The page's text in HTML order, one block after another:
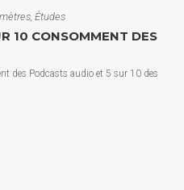
Études
10 CONSOMMENT DES
des Podcasts audio et 5 sur 10 des